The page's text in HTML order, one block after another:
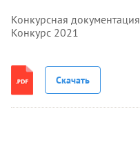
Конкурсная документация
Конкурс 2021
Скачать